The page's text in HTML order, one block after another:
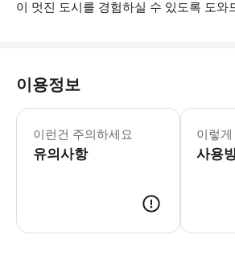
이 멋진 도시를 경험하실 수 있도록 도와
이용정보
이런건 주의하세요
유의사항
가기 전에
이렇
사용